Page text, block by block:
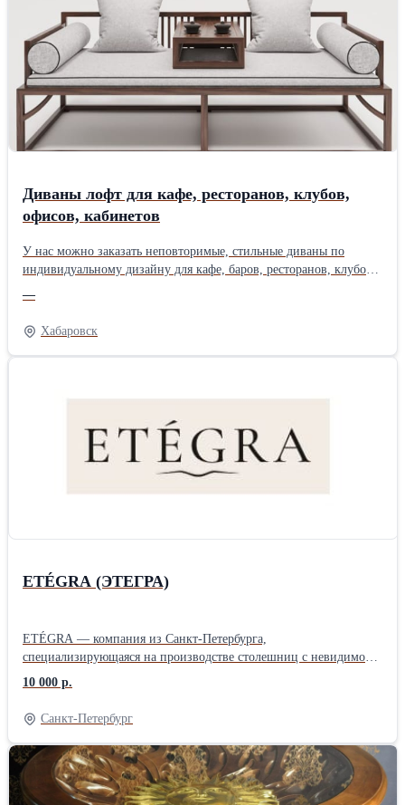
Диваны лофт для кафе, ресторанов, клубов,
офисов, кабинетов
У нас можно заказать неповторимые, стильные диваны по
индивидуальному дизайну для кафе, баров, ресторанов, клубов
обивкой. Если у вас нестандартная площадь, особые требования
к дизайну или нужно максимальное качество, тогда вам к нам.
Диваны для офиса, для кабинета директора, торговых центров,
выставок, салонов, кафе, ресторанов, клубов и других
записи (для Хабаровска) , для других регионов договора
заключаем в онлайн режиме. Цена зависит от размера,
материалов и сложности заказа. Точную стоимость уточняйте у
—
Хабаровск
ETÉGRA (ЭТЕГРА)
ETÉGRA — компания из Санкт-Петербурга,
специализирующаяся на производстве столешниц с невидимой
индукционной плитой и других изделий из керамогранита для
интерьеров и архитектуры. Бренд сочетает современные
технологии, собственное производство и внимательный подход
к проектированию, создавая решения для жилых и коммерческих
пространств. Основные направления ETÉGRA: — столешницы с
интегрированной невидимой индукцией; — кухонные
столешницы, острова и барные зоны; — мойки, раковины и
изделия для ванных комнат; — фасады и декоративные элементы
10 000 р.
Санкт-Петербург